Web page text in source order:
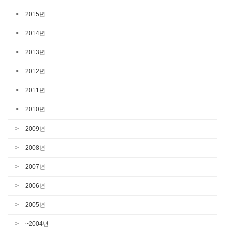
2015년
2014년
2013년
2012년
2011년
2010년
2009년
2008년
2007년
2006년
2005년
~2004년